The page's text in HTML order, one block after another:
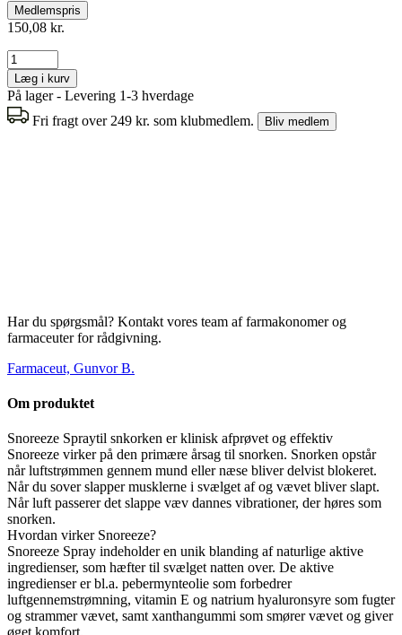
Medlemspris
150,08 kr.
Læg i kurv
På lager - Levering 1-3 hverdage
Fri fragt over 249 kr. som klubmedlem.
Bliv medlem
Har du spørgsmål? Kontakt vores team af farmakonomer og
farmaceuter for rådgivning.
Farmaceut, Gunvor B.
Om produktet
Snoreeze Spraytil snkorken er klinisk afprøvet og effektiv
Snoreeze virker på den primære årsag til snorken. Snorken opstår
når luftstrømmen gennem mund eller næse bliver delvist blokeret.
Når du sover slapper musklerne i svælget af og vævet bliver slapt.
Når luft passerer det slappe væv dannes vibrationer, der høres som
snorken.
Hvordan virker Snoreeze?
Snoreeze Spray indeholder en unik blanding af naturlige aktive
ingredienser, som hæfter til svælget natten over. De aktive
ingredienser er bl.a. pebermynteolie som forbedrer
luftgennemstrømning, vitamin E og natrium hyaluronsyre som fugter
og strammer vævet, samt xanthangummi som smører vævet og giver